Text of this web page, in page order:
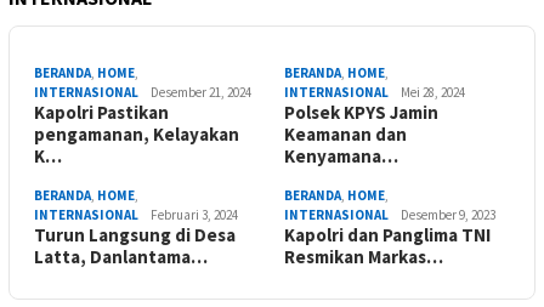
BERANDA, HOME,
INTERNASIONAL
Desember 21, 2024
Kapolri Pastikan
pengamanan, Kelayakan
K…
BERANDA, HOME,
INTERNASIONAL
Mei 28, 2024
Polsek KPYS Jamin
Keamanan dan
Kenyamana…
BERANDA, HOME,
INTERNASIONAL
Februari 3, 2024
Turun Langsung di Desa
Latta, Danlantama…
BERANDA, HOME,
INTERNASIONAL
Desember 9, 2023
Kapolri dan Panglima TNI
Resmikan Markas…